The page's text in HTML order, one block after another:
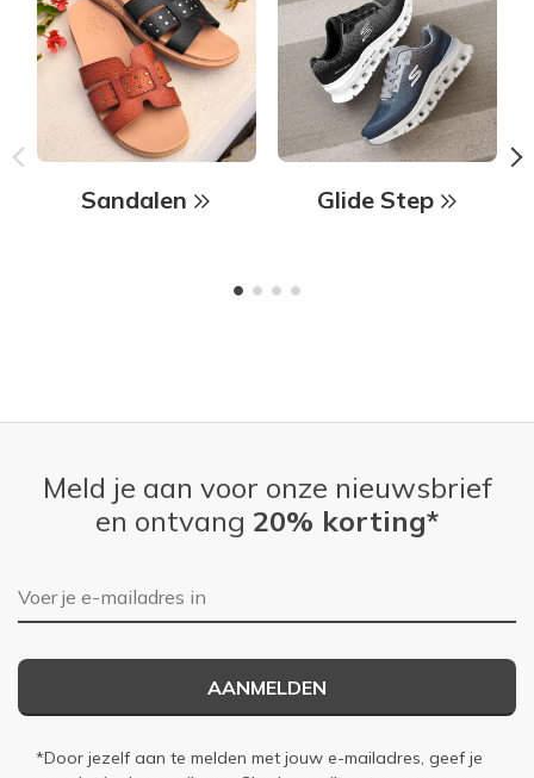
Sandalen Glide Step
Meld je aan voor onze nieuwsbrief
en ontvang 20% korting*
E-mailadres
AANMELDEN
*Door jezelf aan te melden met jouw e-mailadres, geef je